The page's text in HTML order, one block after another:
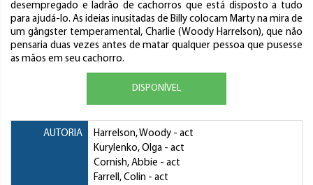
desempregado e ladrão de cachorros que está disposto a tudo
para ajudá-lo. As ideias inusitadas de Billy colocam Marty na mira de
um gângster temperamental, Charlie (Woody Harrelson), que não
pensaria duas vezes antes de matar qualquer pessoa que pusesse
as mãos em seu cachorro.
DISPONÍVEL
AUTORIA Harrelson, Woody - act
Kurylenko, Olga - act
Cornish, Abbie - act
Farrell, Colin - act